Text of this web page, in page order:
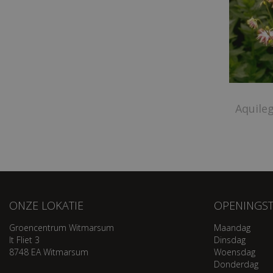
ONZE LOKATIE
Groencentrum Witmarsum
It Fliet 3
8748 EA Witmarsum
Maandag
Dinsdag
Woensdag
Donderdag